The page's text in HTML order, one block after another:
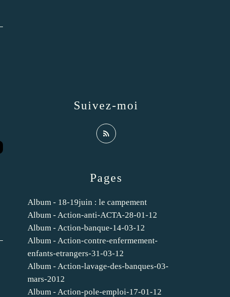
Pages
Album - 18-19juin : le campement
Album - Action-anti-ACTA-28-01-12
Album - Action-banque-14-03-12
Album - Action-contre-enfermement-
enfants-etrangers-31-03-12
Album - Action-lavage-des-banques-03-
mars-2012
Album - Action-pole-emploi-17-01-12
Suivez-moi